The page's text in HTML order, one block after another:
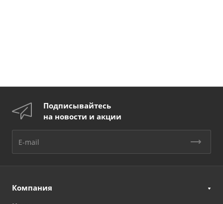
Подписывайтесь
на новости и акции
Компания